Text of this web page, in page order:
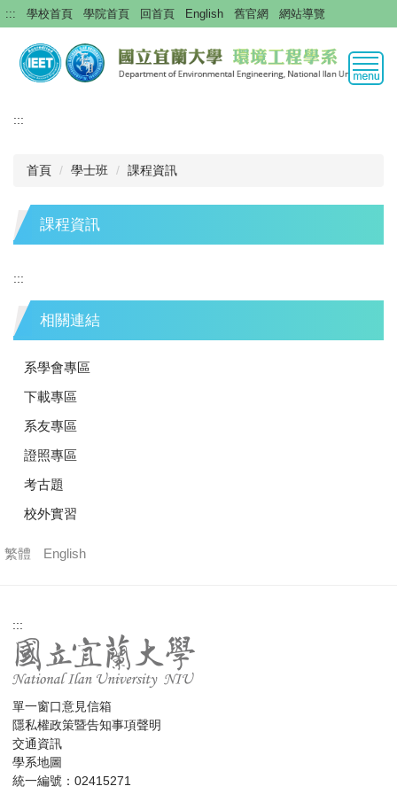
跳
到
要
區
::: 學校首頁 學院首頁 回首頁 English 舊官網 網站導覽
:::
首頁 學士班 課程資訊
課程資訊
:::
相關連結
系學會專區
下載專區
系友專區
證照專區
考古題
校外實習
繁體 English
:::
單一窗口意見信箱
隱私權政策暨告知事項聲明
交通資訊
學系地圖
統一編號：02415271